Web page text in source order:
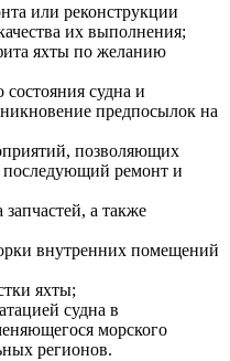
или реконструкции
их выполнения;
яхты по желанию
состояния судна и
предпосылок на
позволяющих
последующий ремонт и
а также
внутренних помещений
яхты;
судна в
морского
регионов.